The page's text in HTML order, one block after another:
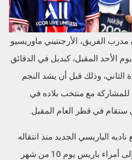
مدرب الفريق، الأرجنتيني ماوريسيو
الأحد المقبل، كبديل في الدقائق
الثاني، وذلك قبل أن يشد النجم
للمشاركة مع منتخب بلاده في
ستقام في قطر العام المقبل.
الباريسي الجديد منذ انتقاله
مجانا من نادي برشلونة إلى أمراء باريس يوم 10 من شهر